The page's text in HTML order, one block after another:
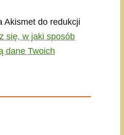
Akismet do redukcji
się, w jaki sposób
dane Twoich